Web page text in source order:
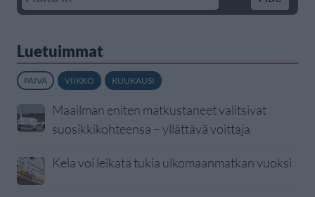
Luetuimmat
PÄIVÄ VIIKKO KUUKAUSI
Maailman eniten matkustaneet valitsivat
suosikkikohteensa – yllättävä voittaja
Kela voi leikata tukia ulkomaanmatkan vuoksi